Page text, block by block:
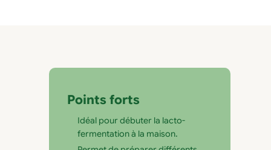
Points forts
Idéal pour débuter la lacto-
fermentation à la maison.